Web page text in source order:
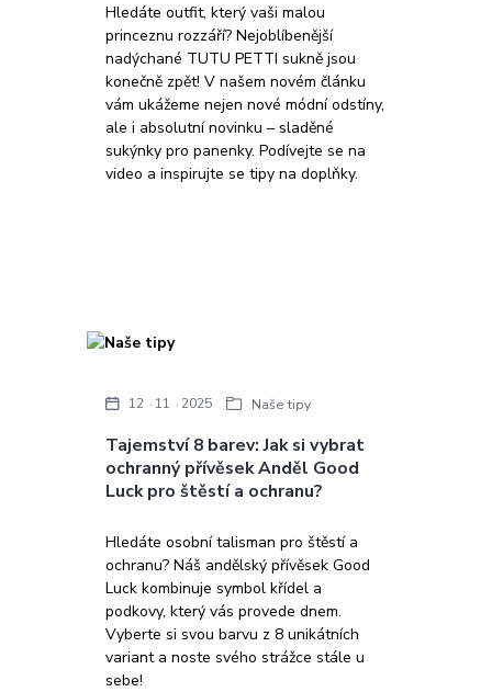
Hledáte outfit, který vaši malou
princeznu rozzáří? Nejoblíbenější
nadýchané TUTU PETTI sukně jsou
konečně zpět! V našem novém článku
vám ukážeme nejen nové módní odstíny,
ale i absolutní novinku – sladěné
sukýnky pro panenky. Podívejte se na
video a inspirujte se tipy na doplňky.
Tajemství 8 barev: Jak si vybrat
ochranný přívěsek Anděl Good
Luck pro štěstí a ochranu?
12 11 2025 Naše tipy
Hledáte osobní talisman pro štěstí a
ochranu? Náš andělský přívěsek Good
Luck kombinuje symbol křídel a
podkovy, který vás provede dnem.
Vyberte si svou barvu z 8 unikátních
variant a noste svého strážce stále u
sebe!